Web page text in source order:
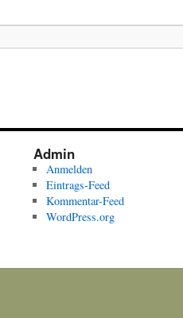
Admin
Anmelden
Eintrags-Feed
Kommentar-Feed
WordPress.org